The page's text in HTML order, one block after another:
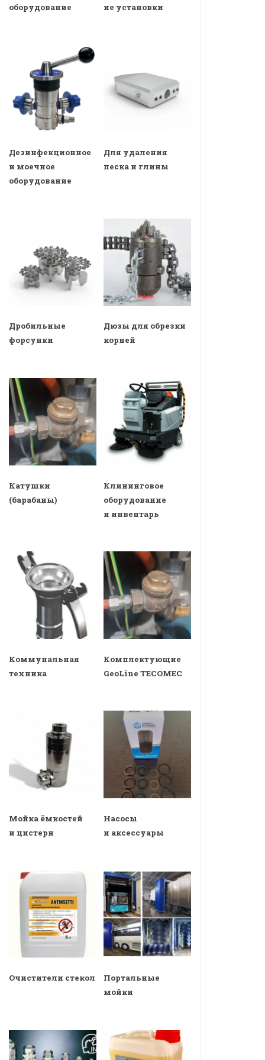
оборудование ие установки
Дезинфекционное
и моечное
оборудование
Для удаления
песка и глины
Дробильные
форсунки
Дюзы для обрезки
корней
Катушки
(барабаны)
Клининговое
оборудование
и инвентарь
Коммунальная
техника
Комплектующие
GeoLine TECOMEC
Мойка ёмкостей
и цистерн
Насосы
и аксессуары
Очистители стекол
Портальные
мойки